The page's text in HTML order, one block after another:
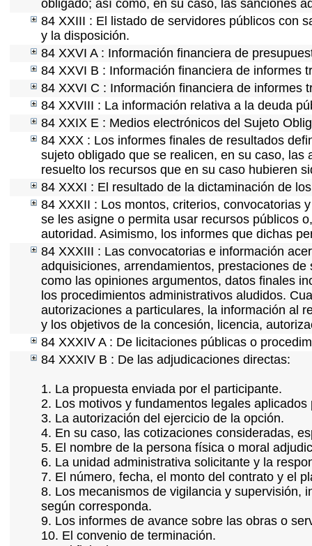
obligado; así como, en su caso, las sanciones
84 XXIII : El listado de servidores públicos con
y la disposición.
84 XXVI A : Información financiera de
84 XXVI B : Información financiera de informes
84 XXVI C : Información financiera de informes
84 XXVIII : La información relativa a la deuda
84 XXIX E : Medios electrónicos del Sujeto
84 XXX : Los informes finales de resultados
sujeto obligado que se realicen, en su caso,
resuelto los recursos que en su caso hubieren
84 XXXI : El resultado de la dictaminación de
84 XXXII : Los montos, criterios, convocatorias
se les asigne o permita usar recursos públicos
autoridad. Asimismo, los informes que dichas
84 XXXIII : Las convocatorias e información
adquisiciones, arrendamientos, prestaciones
como las opiniones argumentos, datos finales
los procedimientos administrativos aludidos.
autorizaciones a particulares, la información al
y los objetivos de la concesión, licencia,
84 XXXIV A : De licitaciones públicas o
84 XXXIV B : De las adjudicaciones directas:
1. La propuesta enviada por el participante.
2. Los motivos y fundamentos legales
3. La autorización del ejercicio de la opción.
4. En su caso, las cotizaciones consideradas,
5. El nombre de la persona física o moral
6. La unidad administrativa solicitante y la
7. El número, fecha, el monto del contrato y el
8. Los mecanismos de vigilancia y supervisión,
según corresponda.
9. Los informes de avance sobre las obras o
10. El convenio de terminación.